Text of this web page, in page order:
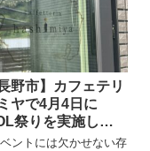
野市】カフェテリ
ヤで4月4日に
祭りを実施しま
ントには欠かせない存